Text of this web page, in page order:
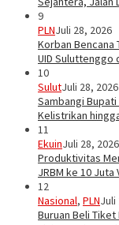
9
PLNJuli 28, 2026
Korban Bencana
UID Suluttenggo
10
SulutJuli 28, 2026
Sambangi
Kelistrikan
11
EkuinJuli 28, 2026
Produktivitas
JRBM ke 10 Juta
12
Nasional, PLNJuli
Buruan Beli Tiket